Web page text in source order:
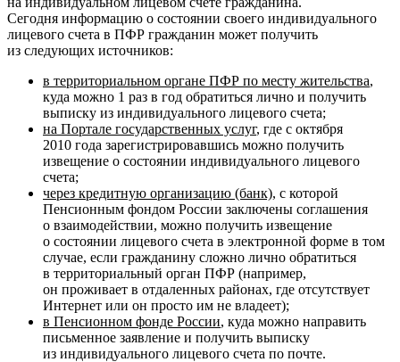
Сегодня информацию о состоянии своего индивидуального
лицевого счета в ПФР гражданин может получить
из следующих источников:
в территориальном органе ПФР по месту жительства,
куда можно 1 раз в год обратиться лично и получить
выписку из индивидуального лицевого счета;
на Портале государственных услуг, где с октября
2010 года зарегистрировавшись можно получить
извещение о состоянии индивидуального лицевого
счета;
через кредитную организацию (банк), с которой
Пенсионным фондом России заключены соглашения
о взаимодействии, можно получить извещение
о состоянии лицевого счета в электронной форме в том
случае, если гражданину сложно лично обратиться
в территориальный орган ПФР (например,
он проживает в отдаленных районах, где отсутствует
Интернет или он просто им не владеет);
в Пенсионном фонде России, куда можно направить
письменное заявление и получить выписку
из индивидуального лицевого счета по почте.